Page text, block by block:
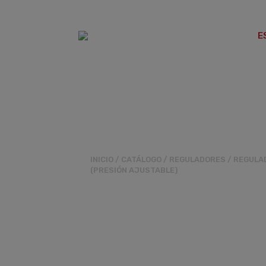
INICIO / CATÁLOGO / REGULADORES /
(PRESIÓN AJUSTABLE)